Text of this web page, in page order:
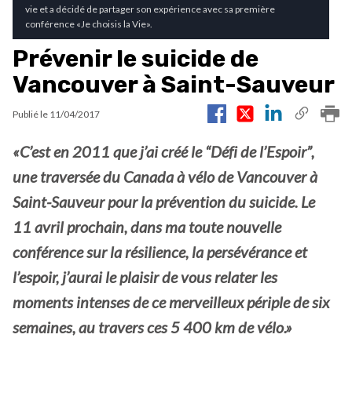
vie et a décidé de partager son expérience avec sa première
conférence «Je choisis la Vie».
Prévenir le suicide de
Vancouver à Saint-Sauveur
Publié le 11/04/2017
«C’est en 2011 que j’ai créé le “Défi de l’Espoir”,
une traversée du Canada à vélo de Vancouver à
Saint-Sauveur pour la prévention du suicide. Le
11 avril prochain, dans ma toute nouvelle
conférence sur la résilience, la persévérance et
l’espoir, j’aurai le plaisir de vous relater les
moments intenses de ce merveilleux périple de six
semaines, au travers ces 5 400 km de vélo.»